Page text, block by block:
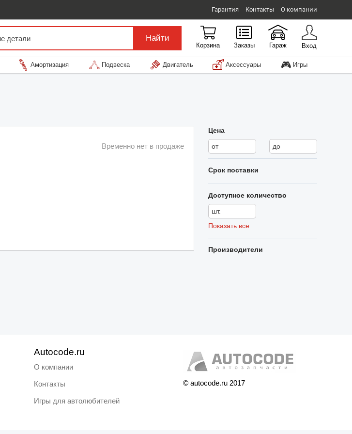
Гарантия Контакты О компании
Найти
Корзина Заказы Гараж Вход
Амортизация Подвеска Двигатель Аксессуары 🎮 Игры
Временно нет в продаже
Цена
Срок поставки
Доступное количество
Показать все
Производители
Autocode.ru
О компании
Контакты
Игры для автолюбителей
© autocode.ru 2017